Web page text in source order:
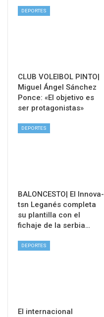
DEPORTES
CLUB VOLEIBOL PINTO|
Miguel Ángel Sánchez
Ponce: «El objetivo es
ser protagonistas»
DEPORTES
BALONCESTO| El Innova-
tsn Leganés completa
su plantilla con el
fichaje de la serbia…
DEPORTES
El internacional